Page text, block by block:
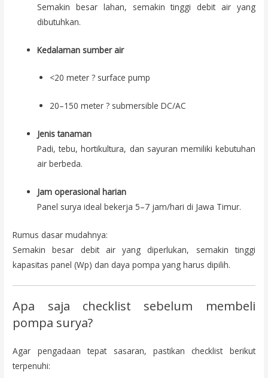
Semakin besar lahan, semakin tinggi debit air yang
dibutuhkan.
Kedalaman sumber air
<20 meter ? surface pump
20–150 meter ? submersible DC/AC
Jenis tanaman
Padi, tebu, hortikultura, dan sayuran memiliki kebutuhan
air berbeda.
Jam operasional harian
Panel surya ideal bekerja 5–7 jam/hari di Jawa Timur.
Rumus dasar mudahnya:
Semakin besar debit air yang diperlukan, semakin tinggi
kapasitas panel (Wp) dan daya pompa yang harus dipilih.
Apa saja checklist sebelum membeli
pompa surya?
Agar pengadaan tepat sasaran, pastikan checklist berikut
terpenuhi: